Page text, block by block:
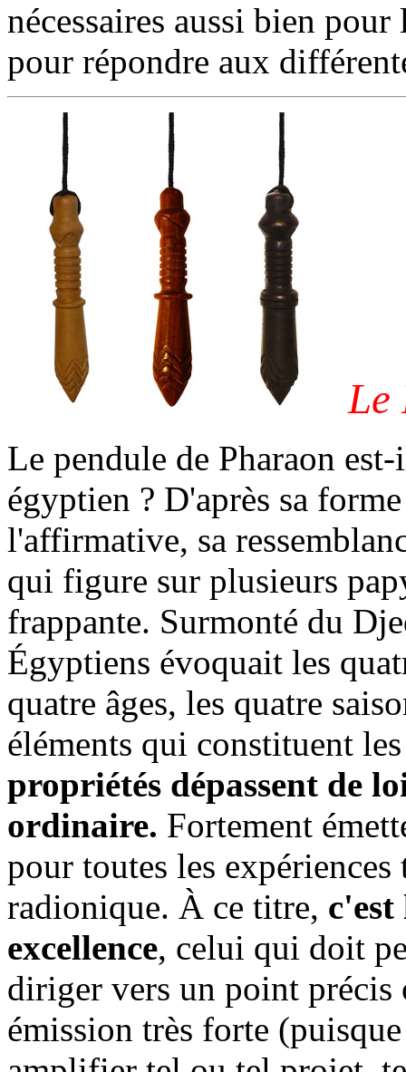
nécessaires aussi bien
pour répondre aux
Le
Le pendule de Pharaon
égyptien ? D'après sa
l'affirmative, sa
qui figure sur plusieurs
frappante. Surmonté du
Égyptiens évoquait les
quatre âges, les quatre
éléments qui constituent
propriétés dépassent de
ordinaire. Fortement
pour toutes les
radionique. À ce titre,
excellence, celui qui doit
diriger vers un point précis
émission très forte